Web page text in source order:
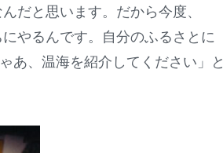
だと思います。だから今度、
やるんです。自分のふるさとに
あ、温海を紹介してください」と